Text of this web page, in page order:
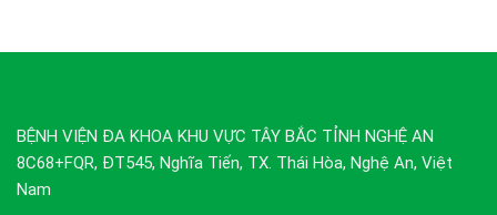
BỆNH VIỆN ĐA KHOA KHU VỰC TÂY BẮC TỈNH NGHỆ AN
8C68+FQR, ĐT545, Nghĩa Tiến, TX. Thái Hòa, Nghệ An, Việt
Nam